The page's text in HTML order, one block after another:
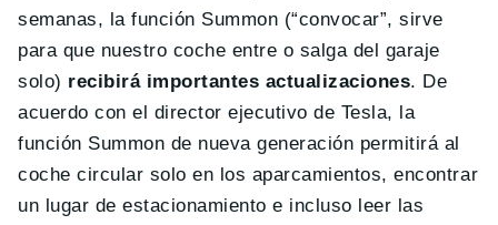
semanas, la función Summon (“convocar”, sirve
para que nuestro coche entre o salga del garaje
solo) recibirá importantes actualizaciones. De
acuerdo con el director ejecutivo de Tesla, la
función Summon de nueva generación permitirá al
coche circular solo en los aparcamientos, encontrar
un lugar de estacionamiento e incluso leer las